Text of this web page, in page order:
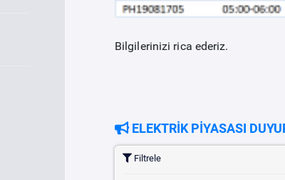
Bilgilerinizi rica ederiz.
ELEKTRİK PİYASASI
Filtrele